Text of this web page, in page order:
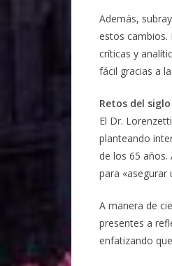
Además,
estos cambios.
críticas y
fácil gracias a
Retos del siglo
El Dr.
planteando
de los 65 años.
para «asegurar
A manera de
presentes a
enfatizando